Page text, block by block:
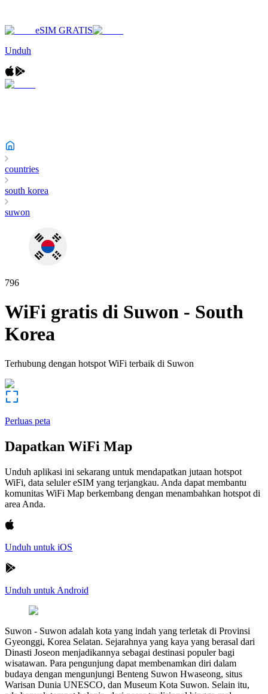
eSIM GRATIS
Unduh
countries
south korea
suwon
796
WiFi gratis di Suwon - South
Korea
Terhubung dengan hotspot WiFi terbaik di Suwon
Perluas peta
Dapatkan WiFi Map
Unduh aplikasi ini sekarang untuk mendapatkan jutaan hotspot
WiFi, data seluler eSIM yang terjangkau. Anda dapat membantu
komunitas WiFi Map berkembang dengan menambahkan hotspot di
area Anda.
Unduh untuk iOS
Unduh untuk Android
Suwon - Suwon adalah kota yang indah yang terletak di Provinsi
Gyeonggi, Korea Selatan. Sejarahnya yang kaya yang berasal dari
Dinasti Joseon menjadikannya sebagai destinasi populer bagi
wisatawan. Para pengunjung dapat membenamkan diri dalam
budaya dengan mengunjungi Benteng Suwon Hwaseong, situs
Warisan Dunia UNESCO, dan Museum Kota Suwon. Selain itu,